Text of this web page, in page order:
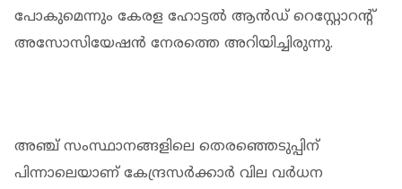
പോകുമെന്നും കേരള ഹോട്ടൽ ആൻഡ് റെസ്റ്റോറൻ്റ്
അസോസിയേഷൻ നേരത്തെ അറിയിച്ചിരുന്നു.
അഞ്ച് സംസ്ഥാനങ്ങളിലെ തെരഞ്ഞെടുപ്പിന്
പിന്നാലെയാണ് കേന്ദ്രസർക്കാർ വില വർധന